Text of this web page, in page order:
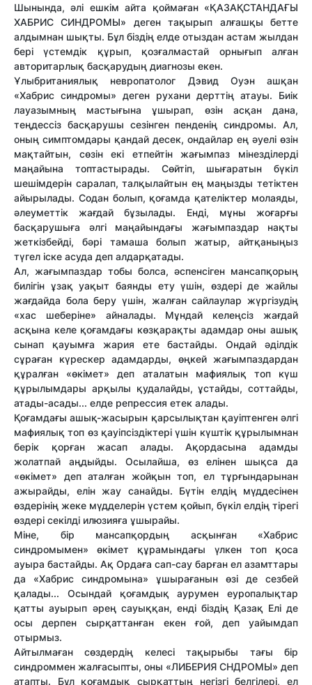
Шынында, әлі ешкім айта қоймаған «ҚАЗАҚСТАНДАҒЫ
ХАБРИС СИНДРОМЫ» деген тақырып алғашқы бетте
алдымнан шықты. Бұл біздің елде отыздан астам жылдан
бері үстемдік құрып, қозғалмастай орнығып алған
авторитарлық басқарудың диагнозы екен.
Ұлыбританиялық невропатолог Дэвид Оуэн ашқан
«Хабрис синдромы» деген рухани дерттің атауы. Биік
лауазымның мастығына ұшырап, өзін асқан дана,
теңдессіз басқарушы сезінген пенденің синдромы. Ал,
оның симптомдары қандай десек, ондайлар ең әуелі өзін
мақтайтын, сөзін екі етпейтін жағымпаз мінезділерді
маңайына топтастырады. Сөйтіп, шығаратын бүкіл
шешімдерін саралап, талқылайтын ең маңызды тетіктен
айырылады. Содан болып, қоғамда қателіктер молаяды,
әлеуметтік жағдай бұзылады. Енді, мұны жоғарғы
басқарушыға әлгі маңайындағы жағымпаздар нақты
жеткізбейді, бәрі тамаша болып жатыр, айтқаныңыз
түгел іске асуда деп алдарқатады.
Ал, жағымпаздар тобы болса, әспенсіген мансапқорың
билігін ұзақ уақыт баянды ету үшін, өздері де жайлы
жағдайда бола беру үшін, жалған сайлаулар жүргізудің
«хас шеберіне» айналады. Мұндай келеңсіз жағдай
асқына келе қоғамдағы көзқарақты адамдар оны ашық
сынап қауымға жария ете бастайды. Ондай әділдік
сұраған күрескер адамдарды, өңкей жағымпаздардан
құралған «өкімет» деп аталатын мафиялық топ күш
құрылымдары арқылы қудалайды, ұстайды, соттайды,
атады-асады... елде репрессия етек алады.
Қоғамдағы ашық-жасырын қарсылықтан қауіптенген әлгі
мафиялық топ өз қауіпсіздіктері үшін күштік құрылымнан
берік қорған жасап алады. Ақордасына адамды
жолатпай аңдыйды. Осылайша, өз елінен шықса да
«өкімет» деп аталған жойқын топ, ел тұрғындарынан
ажырайды, елін жау санайды. Бүтін елдің мүддесінен
өздерінің жеке мүдделерін үстем қойып, бүкіл елдің тірегі
өздері секілді илюзияға ұшырайы.
Міне, бір мансапқордың асқынған «Хабрис
синдромымен» өкімет құрамындағы үлкен топ қоса
ауыра бастайды. Ақ Ордаға сап-сау барған ел азамттары
да «Хабрис синдромына» ұшырағанын өзі де сезбей
қалады... Осындай қоғамдық аурумен еуропалықтар
қатты ауырып әрең сауыққан, енді біздің Қазақ Елі де
осы дерпен сырқаттанған екен ғой, деп уайымдап
отырмыз.
Айтылмаған сөздердің келесі тақырыбы тағы бір
синдроммен жалғасыпты, оны «ЛИБЕРИЯ СНДРОМЫ» деп
атапты. Бұл қоғамдық сырқаттың негізгі белгілері, ел